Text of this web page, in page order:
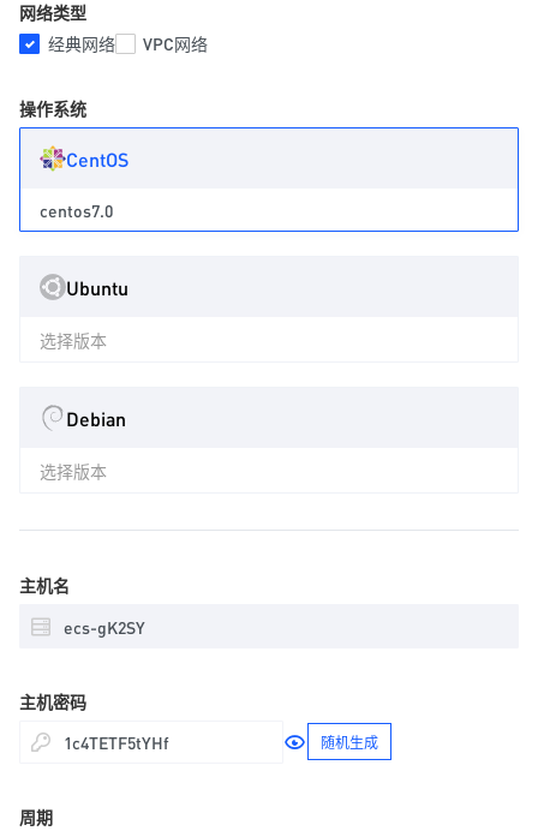
网络类型
经典网络
VPC网络
操作系统
CentOS
centos7.0
Ubuntu
选择版本
Debian
选择版本
主机名
主机密码
随机生成
周期